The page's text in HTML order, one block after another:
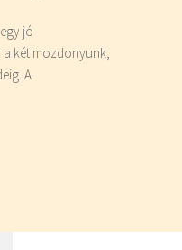
jó
a két mozdonyunk,
A